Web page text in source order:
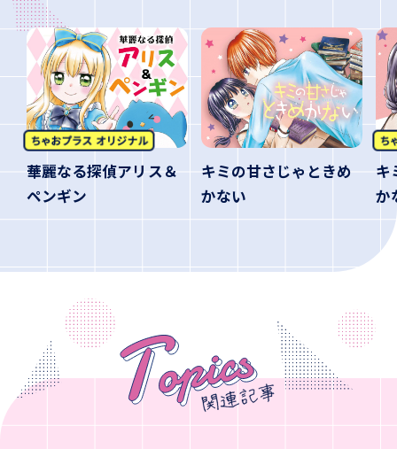
華麗なる探偵アリス＆
ペンギン
キミの甘さじゃときめ
かない
キ
か